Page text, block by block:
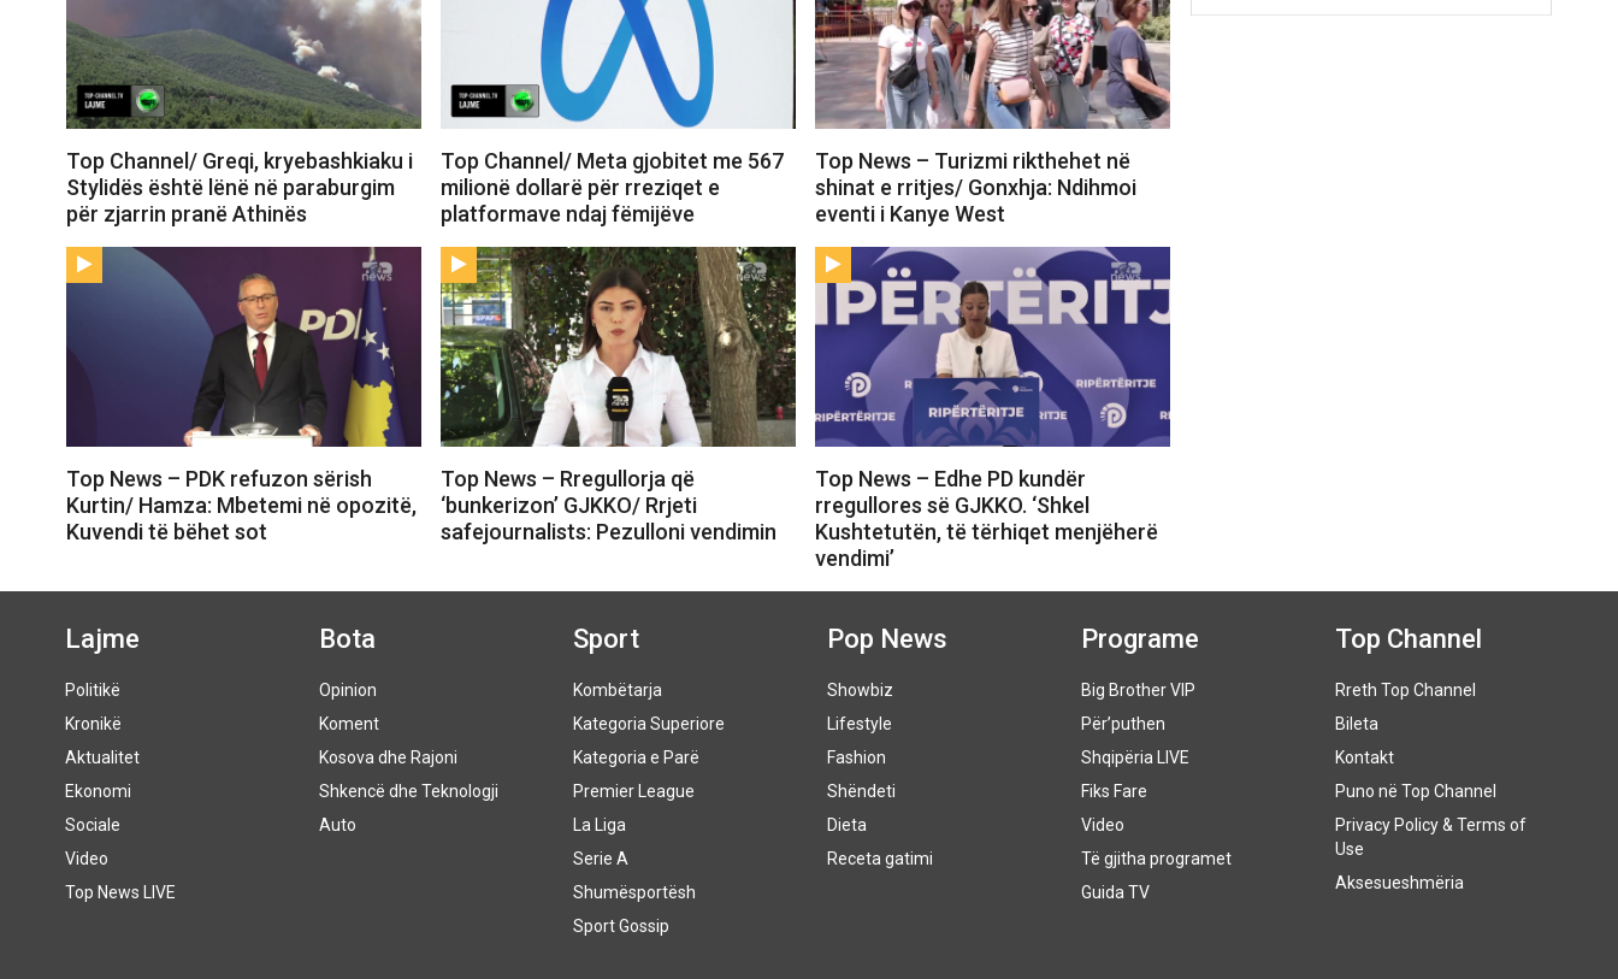
Top Channel/ Greqi, kryebashkiaku i
Stylidës është lënë në paraburgim
për zjarrin pranë Athinës
Top Channel/ Meta gjobitet me 567
milionë dollarë për rreziqet e
platformave ndaj fëmijëve
Top News – Turizmi rikthehet në
shinat e rritjes/ Gonxhja: Ndihmoi
eventi i Kanye West
Top News – PDK refuzon sërish
Kurtin/ Hamza: Mbetemi në opozitë,
Kuvendi të bëhet sot
Top News – Rregullorja që
‘bunkerizon’ GJKKO/ Rrjeti
safejournalists: Pezulloni vendimin
Top News – Edhe PD kundër
rregullores së GJKKO. ‘Shkel
Kushtetutën, të tërhiqet menjëherë
vendimi’
Lajme
Politikë
Kronikë
Aktualitet
Ekonomi
Sociale
Video
Top News LIVE
Bota
Opinion
Koment
Kosova dhe Rajoni
Shkencë dhe Teknologji
Auto
Sport
Kombëtarja
Kategoria Superiore
Kategoria e Parë
Premier League
La Liga
Serie A
Shumësportësh
Sport Gossip
Pop News
Showbiz
Lifestyle
Fashion
Shëndeti
Dieta
Receta gatimi
Programe
Big Brother VIP
Për’puthen
Shqipëria LIVE
Fiks Fare
Video
Të gjitha programet
Guida TV
Top Channel
Rreth Top Channel
Bileta
Kontakt
Puno në Top Channel
Privacy Policy & Terms of
Use
Aksesueshmëria